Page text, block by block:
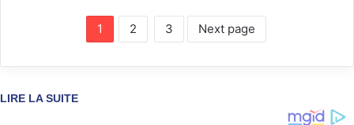
1 2 3 Next page
LIRE LA SUITE